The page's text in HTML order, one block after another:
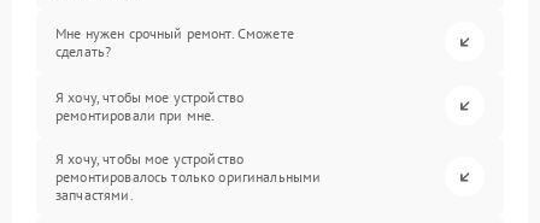
Мне нужен срочный ремонт. Сможете
сделать?
Я хочу, чтобы мое устройство
ремонтировали при мне.
Я хочу, чтобы мое устройство
ремонтировалось только оригинальными
запчастями.